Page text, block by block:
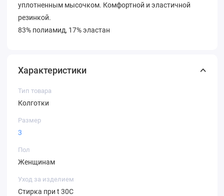
уплотненным мысочком. Комфортной и эластичной
резинкой.
83% полиамид, 17% эластан
Характеристики
Тип товара
Колготки
Размер
3
Пол
Женщинам
Уход за изделием
Стирка при t 30С